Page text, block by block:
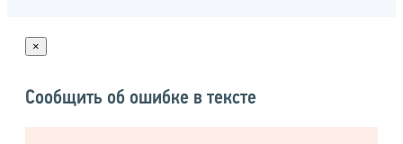
×
Сообщить об ошибке в тексте